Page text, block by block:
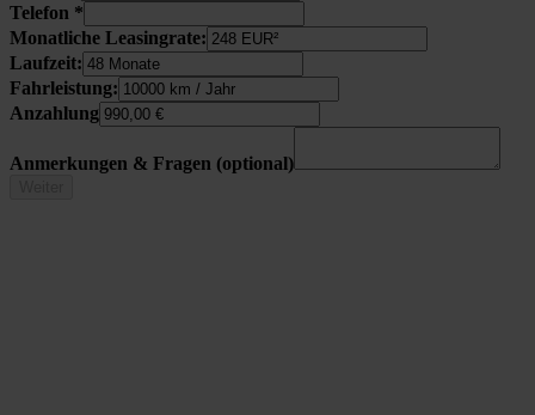
Tele­fon *
Monat­li­che Lea­sing­ra­te:
Lauf­zeit:
Fahr­leis­tung:
Anzah­lung
Anmer­kun­gen & Fra­gen (optio­nal)